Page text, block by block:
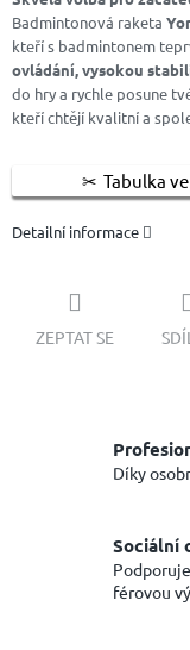
Badmintonová raketa
kteří s badmintonem
ovládání, vysokou
do hry a rychle posune
kteří chtějí kvalitní a
Tabulka
Detailní informace
ZEPTAT SE
Díky
Sociální
férovou